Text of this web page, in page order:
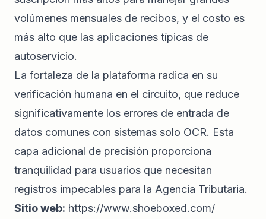
volúmenes mensuales de recibos, y el costo es
más alto que las aplicaciones típicas de
autoservicio.
La fortaleza de la plataforma radica en su
verificación humana en el circuito, que reduce
significativamente los errores de entrada de
datos comunes con sistemas solo OCR. Esta
capa adicional de precisión proporciona
tranquilidad para usuarios que necesitan
registros impecables para la Agencia Tributaria.
Sitio web: https://www.shoeboxed.com/